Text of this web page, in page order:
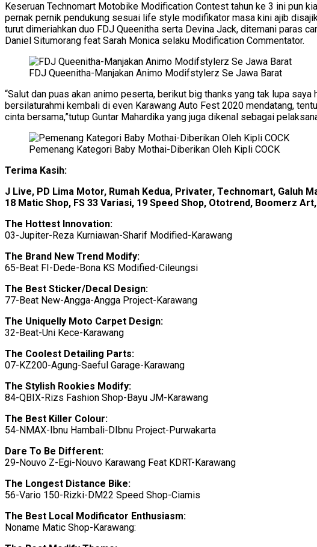
Keseruan Technomart Motobike Modification Contest tahun ke 3 ini pun
pernak pernik pendukung sesuai life style modifikator masa kini ajib
turut dimeriahkan duo FDJ Queenitha serta Devina Jack, ditemani paras
Daniel Situmorang feat Sarah Monica selaku Modification Commentator.
FDJ Queenitha-Manjakan Animo Modifstylerz Se Jawa Barat
“Salut dan puas akan animo peserta, berikut big thanks yang tak lupa
bersilaturahmi kembali di even Karawang Auto Fest 2020 mendatang,
cinta bersama,”tutup Guntar Mahardika yang juga dikenal sebagai
Pemenang Kategori Baby Mothai-Diberikan Oleh Kipli COCK
Terima Kasih:
J Live, PD Lima Motor, Rumah Kedua, Privater, Technomart, Galuh
18 Matic Shop, FS 33 Variasi, 19 Speed Shop, Ototrend, Boomerz
The Hottest Innovation:
03-Jupiter-Reza Kurniawan-Sharif Modified-Karawang
The Brand New Trend Modify:
65-Beat FI-Dede-Bona KS Modified-Cileungsi
The Best Sticker/Decal Design:
77-Beat New-Angga-Angga Project-Karawang
The Uniquelly Moto Carpet Design:
32-Beat-Uni Kece-Karawang
The Coolest Detailing Parts:
07-KZ200-Agung-Saeful Garage-Karawang
The Stylish Rookies Modify:
84-QBIX-Rizs Fashion Shop-Bayu JM-Karawang
The Best Killer Colour:
54-NMAX-Ibnu Hambali-DIbnu Project-Purwakarta
Dare To Be Different:
29-Nouvo Z-Egi-Nouvo Karawang Feat KDRT-Karawang
The Longest Distance Bike:
56-Vario 150-Rizki-DM22 Speed Shop-Ciamis
The Best Local Modificator Enthusiasm:
Noname Matic Shop-Karawang: